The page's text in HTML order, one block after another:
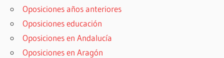
Oposiciones años anteriores
Oposiciones educación
Oposiciones en Andalucía
Oposiciones en Aragón